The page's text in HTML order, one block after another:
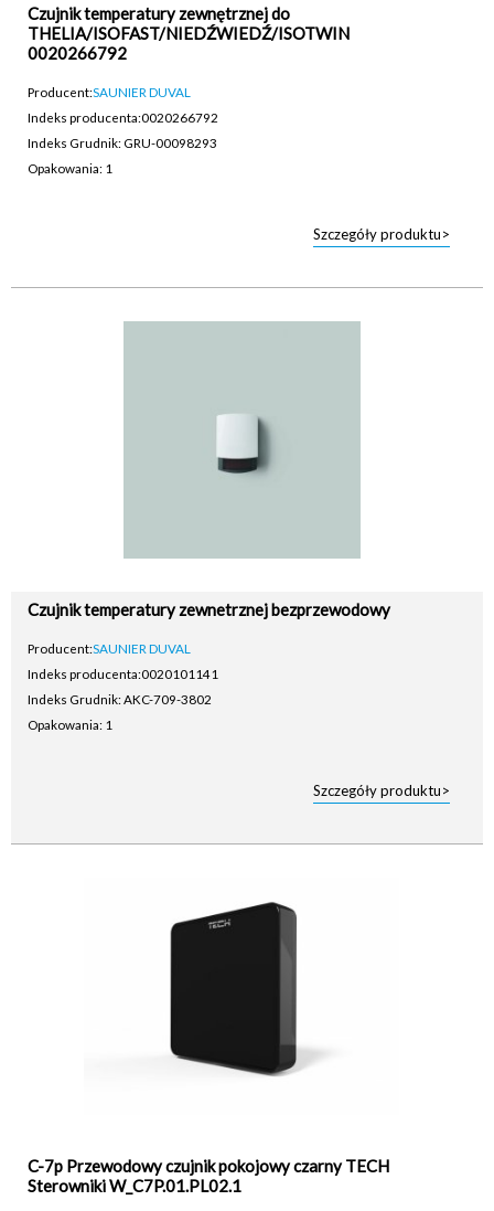
Czujnik temperatury zewnętrznej do
THELIA/ISOFAST/NIEDŹWIEDŹ/ISOTWIN
0020266792
Producent:SAUNIER DUVAL
Indeks producenta:0020266792
Indeks Grudnik: GRU-00098293
Opakowania: 1
Szczegóły produktu>
Czujnik temperatury zewnetrznej bezprzewodowy
Producent:SAUNIER DUVAL
Indeks producenta:0020101141
Indeks Grudnik: AKC-709-3802
Opakowania: 1
Szczegóły produktu>
C-7p Przewodowy czujnik pokojowy czarny TECH
Sterowniki W_C7P.01.PL02.1